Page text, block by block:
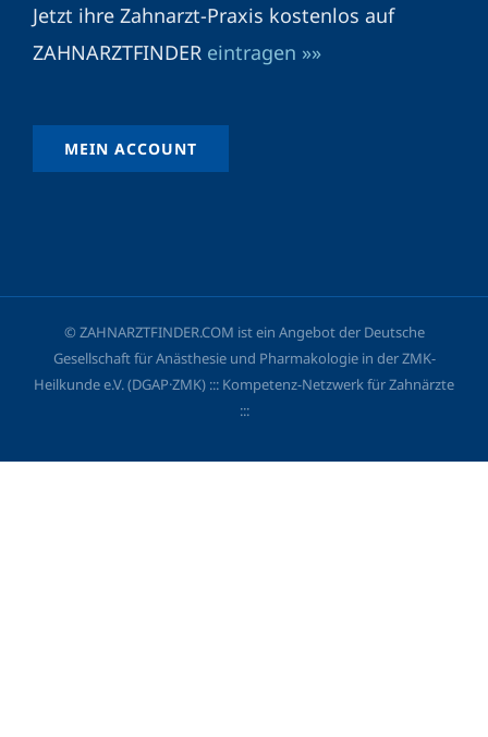
Jetzt ihre Zahnarzt-Praxis kostenlos auf
ZAHNARZTFINDER eintragen »»
MEIN ACCOUNT
© ZAHNARZTFINDER.COM ist ein Angebot der Deutsche
Gesellschaft für Anästhesie und Pharmakologie in der ZMK-
Heilkunde e.V. (DGAP·ZMK) ::: Kompetenz-Netzwerk für Zahnärzte
:::